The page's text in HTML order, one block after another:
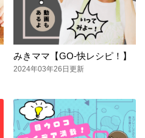
みきママ【GO-快レシピ！】
2024年03年26日更新